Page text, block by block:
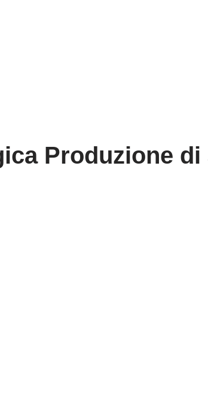
Produzione di